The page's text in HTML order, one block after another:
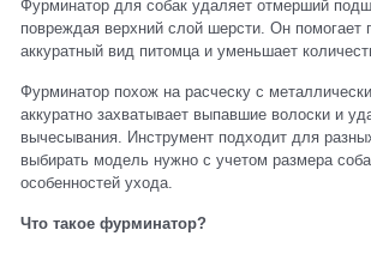
Фурминатор для собак удаляет отмерший
повреждая верхний слой шерсти. Он помогает
аккуратный вид питомца и уменьшает
Фурминатор похож на расческу с
аккуратно захватывает выпавшие волоски и
вычесывания. Инструмент подходит для
выбирать модель нужно с учетом размера
особенностей ухода.
Что такое фурминатор?